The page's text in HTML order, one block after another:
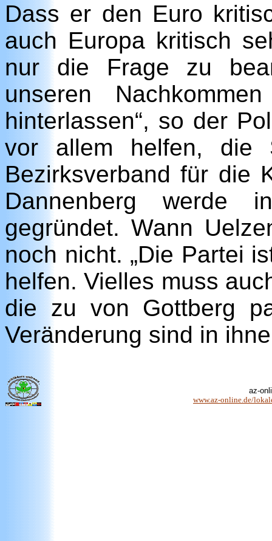
Dass er den Euro
auch Europa kritisch
nur die Frage zu
unseren
hinterlassen“, so der
vor allem helfen, die
Bezirksverband für die
Dannenberg werde
gegründet. Wann
noch nicht. „Die Partei
helfen. Vielles muss
die zu von Gottberg
Veränderung sind in
az-
www.az-online.de/